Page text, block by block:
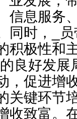
信息服务
同时，_
积极性和
良好发展
，促进增
关键环节
收致富。